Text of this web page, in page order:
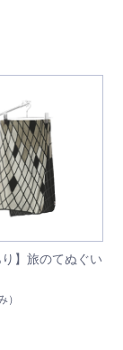
り】旅のてぬぐい
）